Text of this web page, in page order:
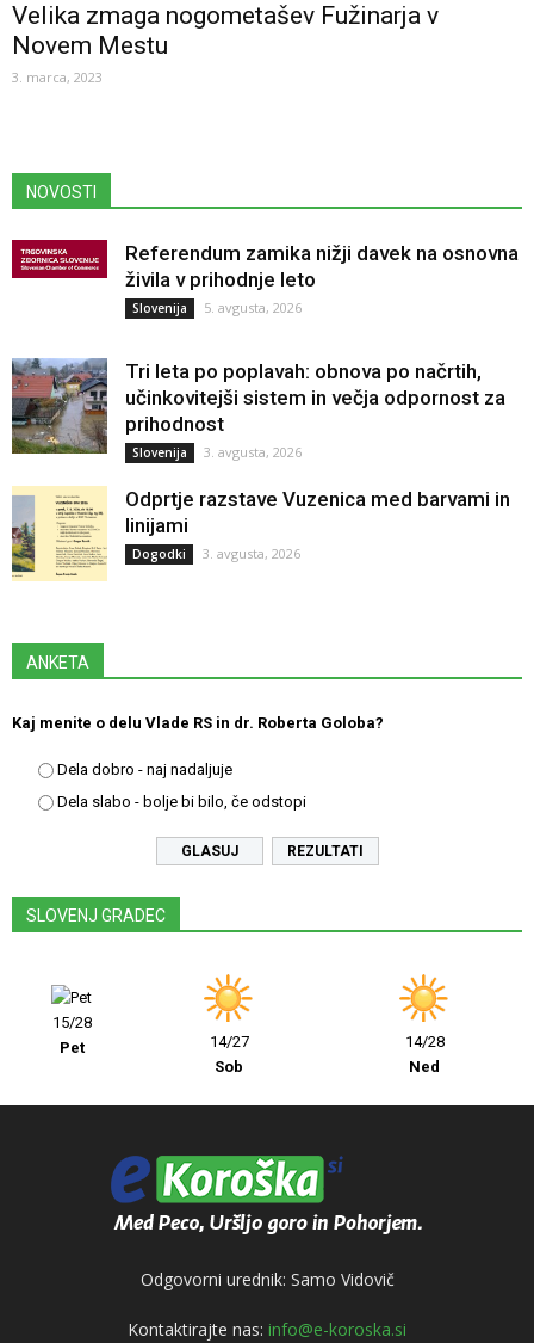
Velika zmaga nogometašev Fužinarja v
Novem Mestu
3. marca, 2023
NOVOSTI
Referendum zamika nižji davek na osnovna
živila v prihodnje leto
Slovenija 5. avgusta, 2026
Tri leta po poplavah: obnova po načrtih,
učinkovitejši sistem in večja odpornost za
prihodnost
Slovenija 3. avgusta, 2026
Odprtje razstave Vuzenica med barvami in
linijami
Dogodki 3. avgusta, 2026
ANKETA
Kaj menite o delu Vlade RS in dr. Roberta Goloba?
Dela dobro - naj nadaljuje
Dela slabo - bolje bi bilo, če odstopi
REZULTATI
SLOVENJ GRADEC
15/28
Pet
14/27
Sob
14/28
Ned
Odgovorni urednik: Samo Vidovič
Kontaktirajte nas: info@e-koroska.si